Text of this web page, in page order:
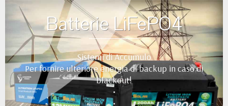
Batterie LiFePO4
Sistemi di Accumulo
Per fornire ulteriore energia di backup in caso di
blackout!
•
•